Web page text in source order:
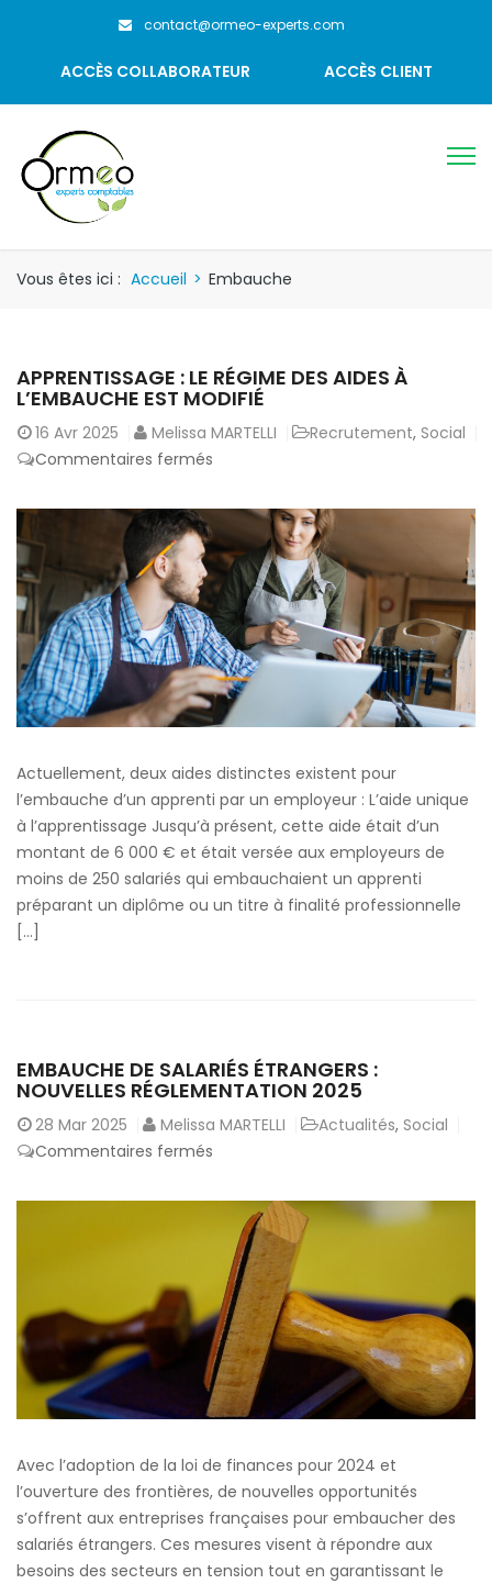
contact@ormeo-experts.com
ACCÈS COLLABORATEUR ACCÈS CLIENT
Vous êtes ici : Accueil > Embauche
APPRENTISSAGE : LE RÉGIME DES AIDES À
L’EMBAUCHE EST MODIFIÉ
16 Avr 2025 Melissa MARTELLI Recrutement, Social
Commentaires fermés
:
le
régime
des
aides
à
l’embauche
est
modifié
Actuellement, deux aides distinctes existent pour
l’embauche d’un apprenti par un employeur : L’aide unique
à l’apprentissage Jusqu’à présent, cette aide était d’un
montant de 6 000 € et était versée aux employeurs de
moins de 250 salariés qui embauchaient un apprenti
préparant un diplôme ou un titre à finalité professionnelle
[…]
EMBAUCHE DE SALARIÉS ÉTRANGERS :
NOUVELLES RÉGLEMENTATION 2025
28 Mar 2025 Melissa MARTELLI Actualités, Social
Commentaires fermés
de
salariés
étrangers
nouvelles
réglementation
2025
Avec l’adoption de la loi de finances pour 2024 et
l’ouverture des frontières, de nouvelles opportunités
s’offrent aux entreprises françaises pour embaucher des
salariés étrangers. Ces mesures visent à répondre aux
besoins des secteurs en tension tout en garantissant le